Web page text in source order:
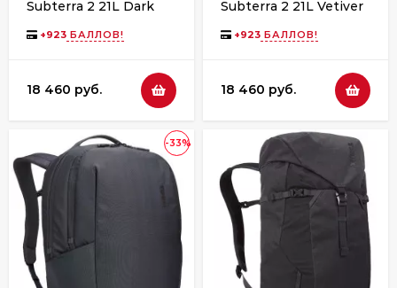
Subterra 2 21L Dark
+923 БАЛЛОВ!
18 460 руб.
Subterra 2 21L Vetiver
+923 БАЛЛОВ!
18 460 руб.
-33%